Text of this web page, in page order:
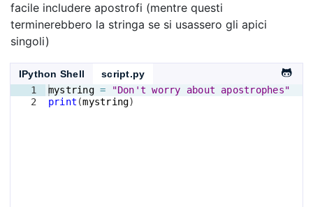
facile includere apostrofi (mentre questi
terminerebbero la stringa se si usassero gli apici
singoli)
IPython Shell
script.py
1
2
mystring =
"Don't worry about apostrophes"
print (mystring)